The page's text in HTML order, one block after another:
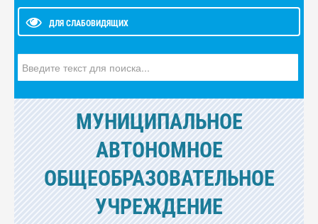
ДЛЯ СЛАБОВИДЯЩИХ
МУНИЦИПАЛЬНОЕ
АВТОНОМНОЕ
ОБЩЕОБРАЗОВАТЕЛЬНОЕ
УЧРЕЖДЕНИЕ